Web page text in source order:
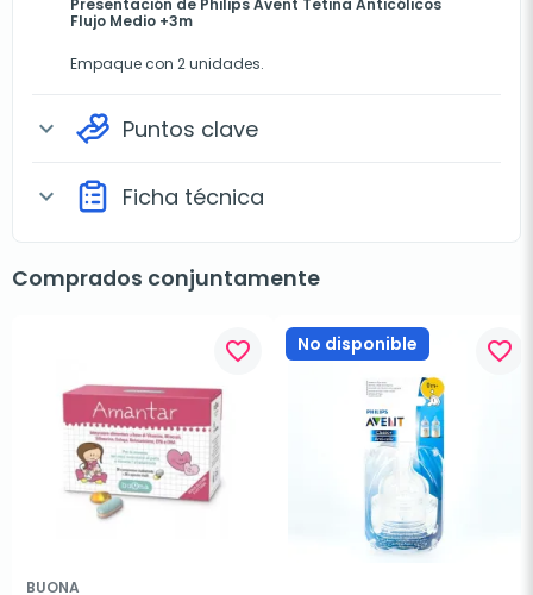
Presentación de Philips Avent Tetina Anticólicos
Flujo Medio +3m
Empaque con 2 unidades.
expand_more Puntos clave
expand_more Ficha técnica
Comprados conjuntamente
favorite_border
BUONA
No disponible favorite_border